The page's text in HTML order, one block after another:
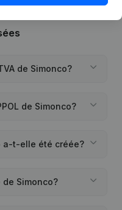
de Simonco?
de Simonco?
a-t-elle été créée?
Simonco?